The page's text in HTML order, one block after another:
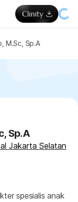
M.Sc, Sp.A
Sp.A
Jakarta Selatan
spesialis anak